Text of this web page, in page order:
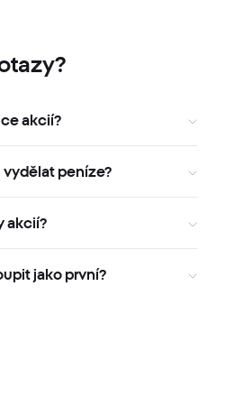
akcií?
peníze?
akcií?
jako první?